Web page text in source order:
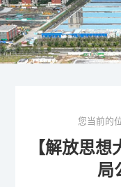
您当前的
【解放思
局